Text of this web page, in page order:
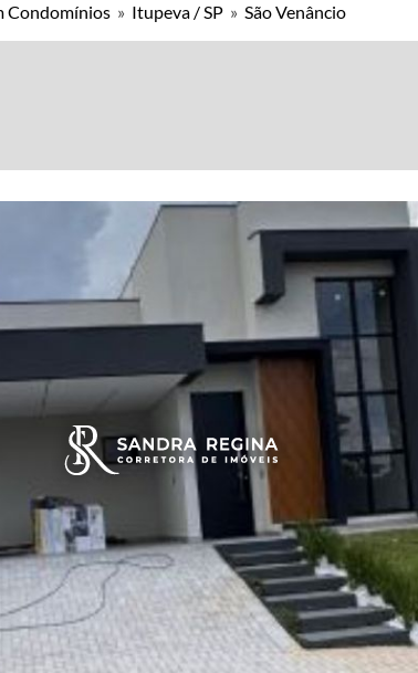
Condomínios » Itupeva / SP » São Venâncio